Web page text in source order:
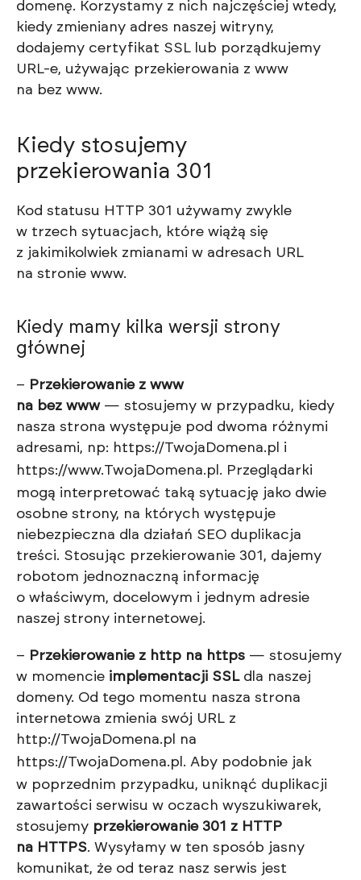
domenę. Korzystamy z nich najczęściej wtedy,
kiedy zmieniany adres naszej witryny,
dodajemy certyfikat SSL lub porządkujemy
URL-e, używając przekierowania z www
na bez www.
Kiedy stosujemy
przekierowania 301
Kod statusu HTTP 301 używamy zwykle
w trzech sytuacjach, które wiążą się
z jakimikolwiek zmianami w adresach URL
na stronie www.
Kiedy mamy kilka wersji strony
głównej
– Przekierowanie z www
na bez www— stosujemy w przypadku, kiedy
nasza strona występuje pod dwoma różnymi
adresami, np: https://TwojaDomena.pl
i
https://www.TwojaDomena.pl . Przeglądarki
mogą interpretować taką sytuację jako dwie
osobne strony, na których występuje
niebezpieczna dla działań SEO duplikacja
treści. Stosując przekierowanie 301, dajemy
robotom jednoznaczną informację
o właściwym, docelowym i jednym adresie
naszej strony internetowej.
– Przekierowanie z http na https — stosujemy
w momencie implementacji SSLdla naszej
domeny. Od tego momentu nasza strona
internetowa zmienia swój URL z
http://TwojaDomena.pl
na
https://TwojaDomena.pl . Aby podobnie jak
w poprzednim przypadku, uniknąć duplikacji
zawartości serwisu w oczach wyszukiwarek,
stosujemy przekierowanie 301 z HTTP
na HTTPS. Wysyłamy w ten sposób jasny
komunikat, że od teraz nasz serwis jest